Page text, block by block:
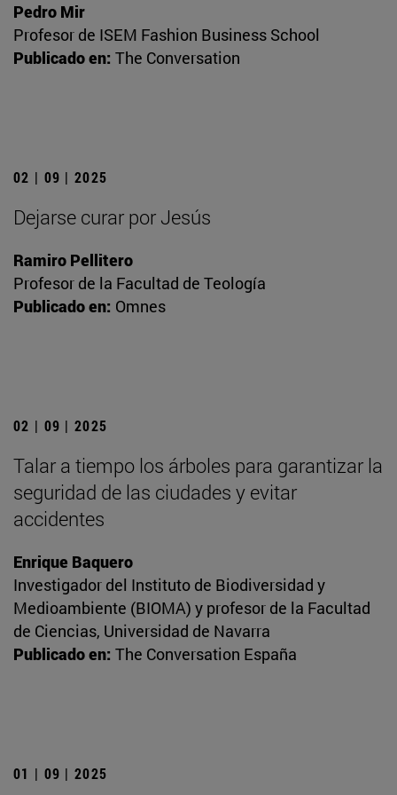
Pedro Mir
Profesor de ISEM Fashion Business School
Publicado en: The Conversation
02 | 09 | 2025
Dejarse curar por Jesús
Ramiro Pellitero
Profesor de la Facultad de Teología
Publicado en: Omnes
02 | 09 | 2025
Talar a tiempo los árboles para garantizar la
seguridad de las ciudades y evitar
accidentes
Enrique Baquero
Investigador del Instituto de Biodiversidad y
Medioambiente (BIOMA) y profesor de la Facultad
de Ciencias, Universidad de Navarra
Publicado en: The Conversation España
01 | 09 | 2025